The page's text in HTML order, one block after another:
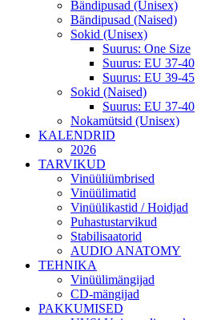
Bändipusad (Unisex)
Bändipusad (Naised)
Sokid (Unisex)
Suurus: One Size
Suurus: EU 37-40
Suurus: EU 39-45
Sokid (Naised)
Suurus: EU 37-40
Nokamütsid (Unisex)
KALENDRID
2026
TARVIKUD
Vinüüliümbrised
Vinüülimatid
Vinüülikastid / Hoidjad
Puhastustarvikud
Stabilisaatorid
AUDIO ANATOMY
TEHNIKA
Vinüülimängijad
CD-mängijad
PAKKUMISED